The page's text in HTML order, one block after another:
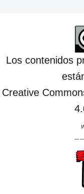
Los contenidos
Creative